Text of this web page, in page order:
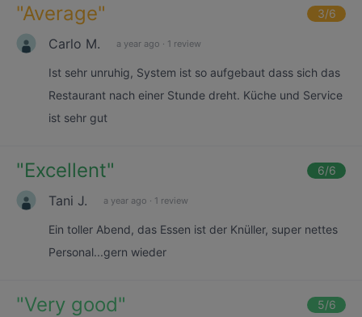
"Average" 3/6
Carlo M. a year ago · 1 review
Ist sehr unruhig, System ist so aufgebaut dass sich das
Restaurant nach einer Stunde dreht. Küche und Service
ist sehr gut
"Excellent" 6/6
Tani J. a year ago · 1 review
Ein toller Abend, das Essen ist der Knüller, super nettes
Personal...gern wieder
"Very good" 5/6